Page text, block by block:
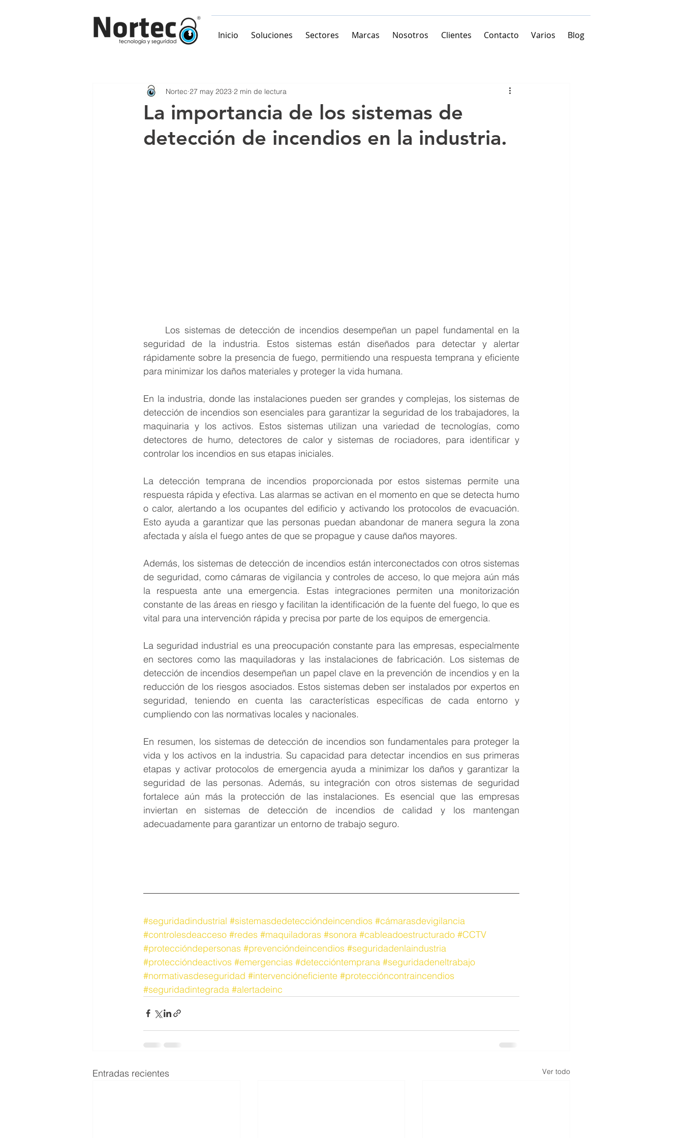
Inicio Soluciones Sectores Marcas Nosotros Clientes Contacto Varios Blog
La importancia de los sistemas de
detección de incendios en la industria.
Nortec 27 may 2023 2 min de lectura
seguridad de la industria. Estos sistemas están diseñados para detectar y alertar
rápidamente sobre la presencia de fuego, permitiendo una respuesta temprana y eficiente
para minimizar los daños materiales y proteger la vida humana.
En la industria, donde las instalaciones pueden ser grandes y complejas, los sistemas de
detección de incendios son esenciales para garantizar la seguridad de los trabajadores, la
maquinaria y los activos. Estos sistemas utilizan una variedad de tecnologías, como
detectores de humo, detectores de calor y sistemas de rociadores, para identificar y
controlar los incendios en sus etapas iniciales.
La detección temprana de incendios proporcionada por estos sistemas permite una
respuesta rápida y efectiva. Las alarmas se activan en el momento en que se detecta humo
o calor, alertando a los ocupantes del edificio y activando los protocolos de evacuación.
Esto ayuda a garantizar que las personas puedan abandonar de manera segura la zona
afectada y aísla el fuego antes de que se propague y cause daños mayores.
Además, los sistemas de detección de incendios están interconectados con otros sistemas
de seguridad, como cámaras de vigilancia y controles de acceso, lo que mejora aún más
la respuesta ante una emergencia. Estas integraciones permiten una monitorización
constante de las áreas en riesgo y facilitan la identificación de la fuente del fuego, lo que es
vital para una intervención rápida y precisa por parte de los equipos de emergencia.
La seguridad industrial es una preocupación constante para las empresas, especialmente
en sectores como las maquiladoras y las instalaciones de fabricación. Los sistemas de
detección de incendios desempeñan un papel clave en la prevención de incendios y en la
reducción de los riesgos asociados. Estos sistemas deben ser instalados por expertos en
seguridad, teniendo en cuenta las características específicas de cada entorno y
cumpliendo con las normativas locales y nacionales.
En resumen, los sistemas de detección de incendios son fundamentales para proteger la
vida y los activos en la industria. Su capacidad para detectar incendios en sus primeras
etapas y activar protocolos de emergencia ayuda a minimizar los daños y garantizar la
seguridad de las personas. Además, su integración con otros sistemas de seguridad
fortalece aún más la protección de las instalaciones. Es esencial que las empresas
inviertan en sistemas de detección de incendios de calidad y los mantengan
adecuadamente para garantizar un entorno de trabajo seguro.
#seguridadindustrial #sistemasdedeteccióndeincendios #cámarasdevigilancia
#controlesdeacceso #redes #maquiladoras #sonora #cableadoestructurado #CCTV
#proteccióndepersonas #prevencióndeincendios #seguridadenlaindustria
#proteccióndeactivos #emergencias #deteccióntemprana #seguridadeneltrabajo
#normativasdeseguridad #intervencióneficiente #proteccióncontraincendios
#seguridadintegrada #alertadeinc
Entradas recientes Ver todo